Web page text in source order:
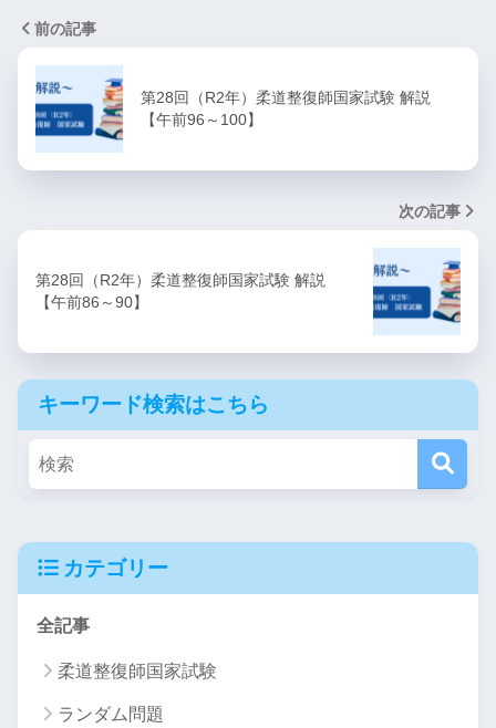
前の記事
第28回（R2年）柔道整復師国家試験 解説
【午前96～100】
次の記事
第28回（R2年）柔道整復師国家試験 解説
【午前86～90】
キーワード検索はこちら
カテゴリー
全記事
柔道整復師国家試験
ランダム問題